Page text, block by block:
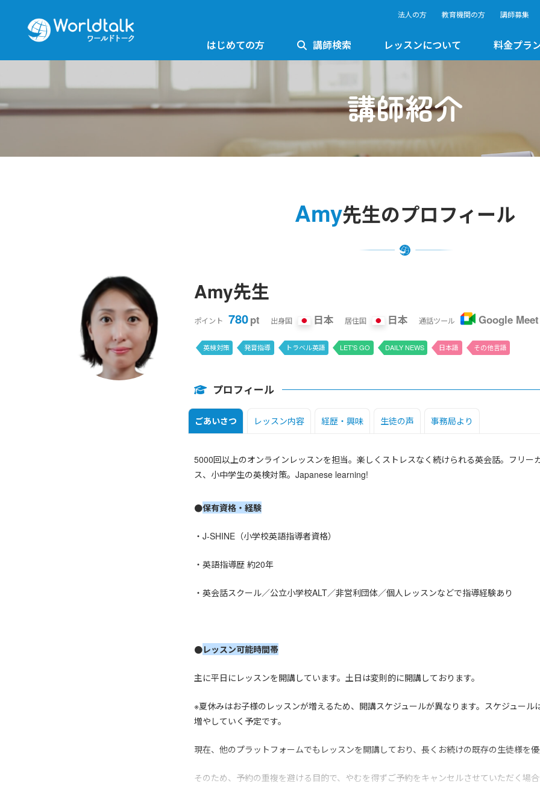
法人の方 教育機関の方 講師募集
はじめての方 講師検索 レッスンについて 料金プラ
講師紹介
Amy先生のプロフィール
Amy先生
ポイント 780pt 出身国 日本 居住国 日本 通話ツール Google Meet
英検対策 発音指導 トラベル英語 LET'S GO DAILY NEWS 日本語 その他言語
プロフィール
ごあいさつ レッスン内容 経歴・興味 生徒の声 事務局より
5000回以上のオンラインレッスンを担当。楽しくストレスなく続けられる英会話。フリー
ス、小中学生の英検対策。Japanese learning!
●保有資格・経験
・J-SHINE（小学校英語指導者資格）
・英語指導歴 約20年
・英会話スクール／公立小学校ALT／非営利団体／個人レッスンなどで指導経験あり
●レッスン可能時間帯
主に平日にレッスンを開講しています。土日は変則的に開講しております。
※夏休みはお子様のレッスンが増えるため、開講スケジュールが異なります。スケジュー
増やしていく予定です。
現在、他のプラットフォームでもレッスンを開講しており、長くお続けの既存の生徒様を優
そのため、予約の重複を避ける目的で、やむを得ずご予約をキャンセルさせていただく場合